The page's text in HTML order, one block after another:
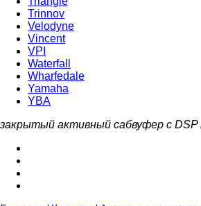
Trinnov
Velodyne
Vincent
VPI
Waterfall
Wharfedale
Yamaha
YBA
закрытый активный сабвуфер с DSP